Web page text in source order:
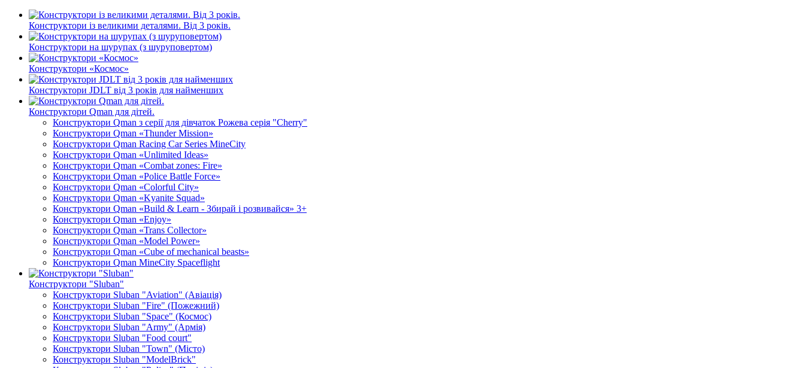
Конструктори із великими деталями. Від 3 років.
Конструктори на шурупах (з шуруповертом)
Конструктори «Космос»
Конструктори JDLT від 3 років для найменших
Конструктори Qman для дітей.
Конструктори Qman з серії для дівчаток Рожева серія "Cherry"
Конструктори Qman «Thunder Mission»
Конструктори Qman Racing Car Series MineCity
Конструктори Qman «Unlimited Ideas»
Конструктори Qman «Combat zones: Fire»
Конструктори Qman «Police Battle Force»
Конструктори Qman «Colorful City»
Конструктори Qman «Kyanite Squad»
Конструктори Qman «Build & Learn - Збирай і розвивайся» 3+
Конструктори Qman «Enjoy»
Конструктори Qman «Trans Collector»
Конструктори Qman «Model Power»
Конструктори Qman «Cube of mechanical beasts»
Конструктори Qman MineCity Spaceflight
Конструктори "Sluban"
Конструктори Sluban "Aviation" (Авіація)
Конструктори Sluban "Fire" (Пожежний)
Конструктори Sluban "Space" (Космос)
Конструктори Sluban "Army" (Армія)
Конструктори Sluban "Food court"
Конструктори Sluban "Town" (Місто)
Конструктори Sluban "ModelBrick"